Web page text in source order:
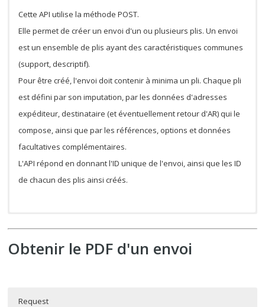
Cette API utilise la méthode POST.
Elle permet de créer un envoi d'un ou plusieurs plis. Un envoi
est un ensemble de plis ayant des caractéristiques communes
(support, descriptif).
Pour être créé, l'envoi doit contenir à minima un pli. Chaque pli
est défini par son imputation, par les données d'adresses
expéditeur, destinataire (et éventuellement retour d'AR) qui le
compose, ainsi que par les références, options et données
facultatives complémentaires.
L'API répond en donnant l'ID unique de l'envoi, ainsi que les ID
de chacun des plis ainsi créés.
Obtenir le PDF d'un envoi
Request